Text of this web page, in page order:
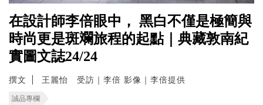
在設計師李倍眼中， 黑白不僅是極簡與
時尚更是斑斕旅程的起點｜典藏敦南紀
實圖文誌24/24
撰文 王麗怡 受訪｜李倍 影像｜李倍提供
誠品專欄